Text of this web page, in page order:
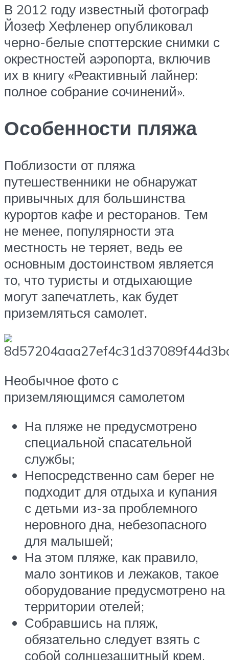
В 2012 году известный фотограф
Йозеф Хефленер опубликовал
черно-белые споттерские снимки с
окрестностей аэропорта, включив
их в книгу «Реактивный лайнер:
полное собрание сочинений».
Особенности пляжа
Поблизости от пляжа
путешественники не обнаружат
привычных для большинства
курортов кафе и ресторанов. Тем
не менее, популярности эта
местность не теряет, ведь ее
основным достоинством является
то, что туристы и отдыхающие
могут запечатлеть, как будет
приземляться самолет.
Необычное фото с
приземляющимся самолетом
На пляже не предусмотрено
специальной спасательной
службы;
Непосредственно сам берег не
подходит для отдыха и купания
с детьми из-за проблемного
неровного дна, небезопасного
для малышей;
На этом пляже, как правило,
мало зонтиков и лежаков, такое
оборудование предусмотрено на
территории отелей;
Собравшись на пляж,
обязательно следует взять с
собой солнцезащитный крем,